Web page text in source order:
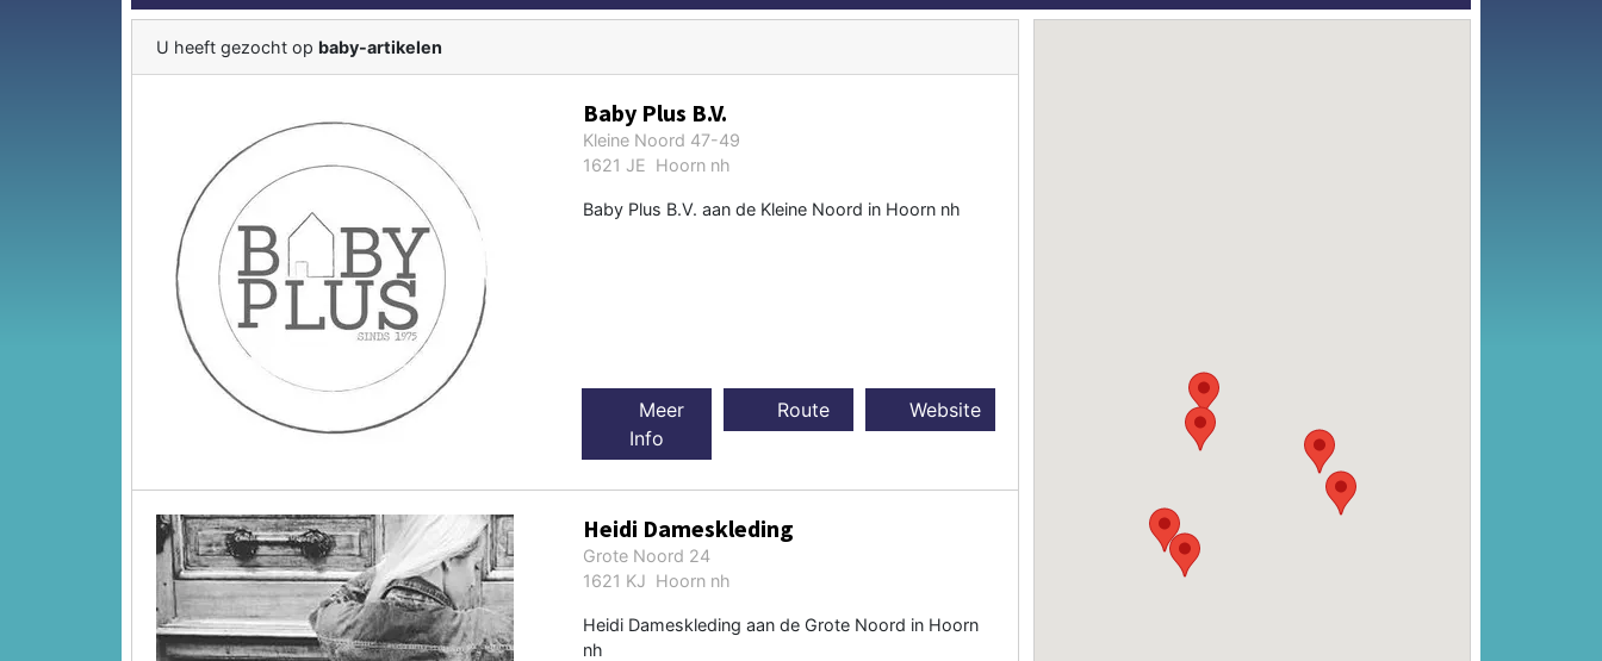
U heeft gezocht op baby-artikelen
Baby Plus B.V.
Kleine Noord 47-49
1621 JE Hoorn nh
Baby Plus B.V. aan de Kleine Noord in Hoorn nh
Meer
Info
Route Website
Heidi Dameskleding
Grote Noord 24
1621 KJ Hoorn nh
Heidi Dameskleding aan de Grote Noord in Hoorn
nh